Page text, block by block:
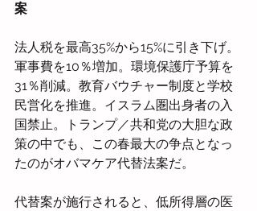
案
法人税を最高35%から15%に引き下げ。
軍事費を10％増加。環境保護庁予算を
31％削減。教育バウチャー制度と学校
民営化を推進。イスラム圏出身者の入
国禁止。トランプ／共和党の大胆な政
策の中でも、この春最大の争点となっ
たのがオバマケア代替法案だ。
代替案が施行されると、低所得層の医